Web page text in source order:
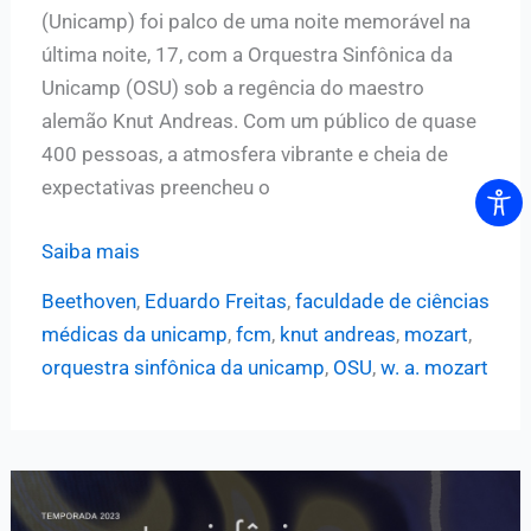
(Unicamp) foi palco de uma noite memorável na
última noite, 17, com a Orquestra Sinfônica da
Unicamp (OSU) sob a regência do maestro
alemão Knut Andreas. Com um público de quase
400 pessoas, a atmosfera vibrante e cheia de
expectativas preencheu o
Quase
pessoas
recebem
a
Unicamp
em
Saiba mais
Beethoven, Eduardo Freitas, faculdade de ciências
médicas da unicamp, fcm, knut andreas, mozart,
orquestra sinfônica da unicamp, OSU, w. a. mozart